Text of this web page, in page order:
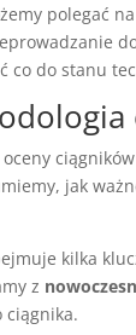
polegać
co do stanu
jak
kilka
z
ciągnika.